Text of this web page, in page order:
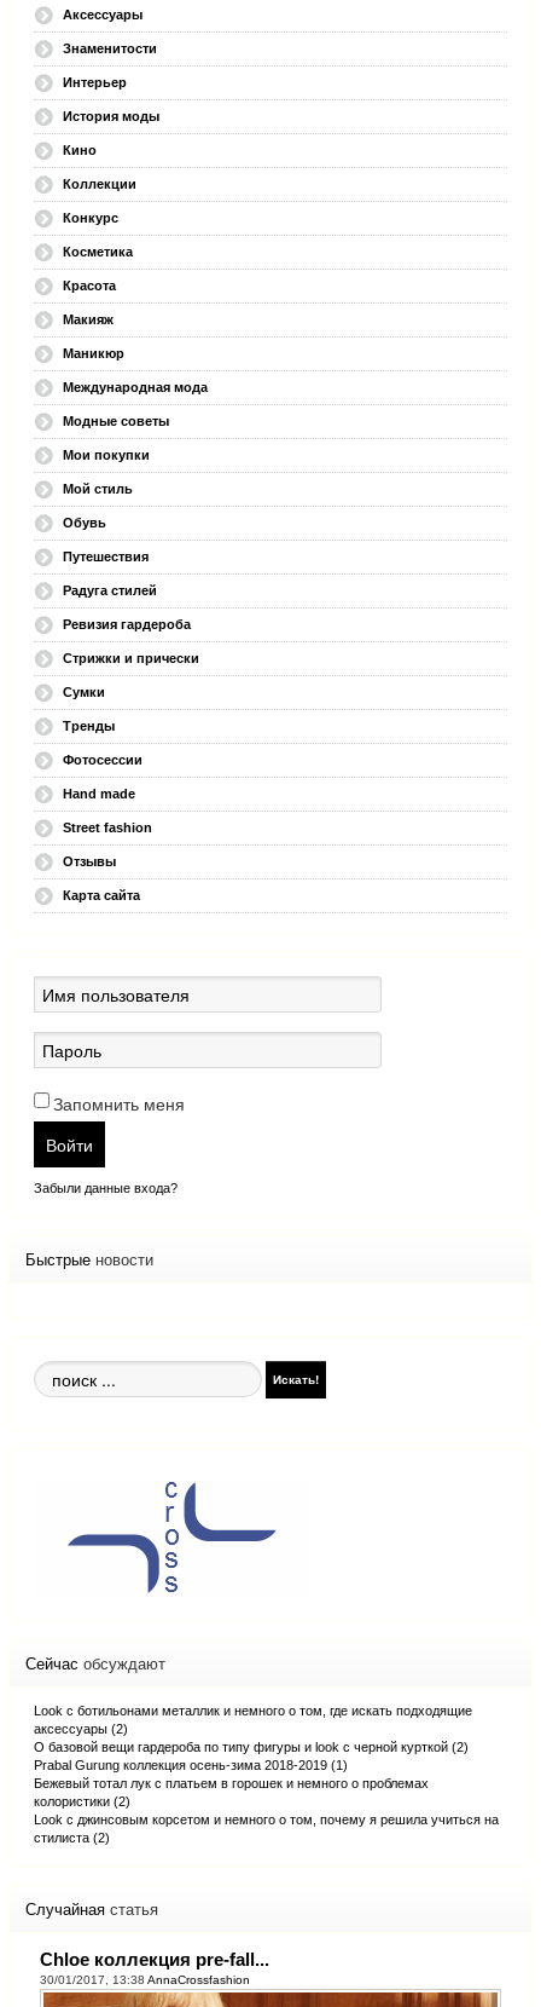
Аксессуары
Знаменитости
Интерьер
История моды
Кино
Коллекции
Конкурс
Косметика
Красота
Макияж
Маникюр
Международная мода
Модные советы
Мои покупки
Мой стиль
Обувь
Путешествия
Радуга стилей
Ревизия гардероба
Стрижки и прически
Сумки
Тренды
Фотосессии
Hand made
Street fashion
Отзывы
Карта сайта
Запомнить меня
Войти
Забыли данные входа?
Быстрые новости
Поиск
по
Искать!
Сейчас обсуждают
Look с ботильонами металлик и немного о том, где искать подходящие
аксессуары (2)
О базовой вещи гардероба по типу фигуры и look с черной курткой (2)
Prabal Gurung коллекция осень-зима 2018-2019 (1)
Бежевый тотал лук с платьем в горошек и немного о проблемах
колористики (2)
Look с джинсовым корсетом и немного о том, почему я решила учиться на
стилиста (2)
Случайная статья
Chloe коллекция pre-fall...
30/01/2017, 13:38 AnnaCrossfashion